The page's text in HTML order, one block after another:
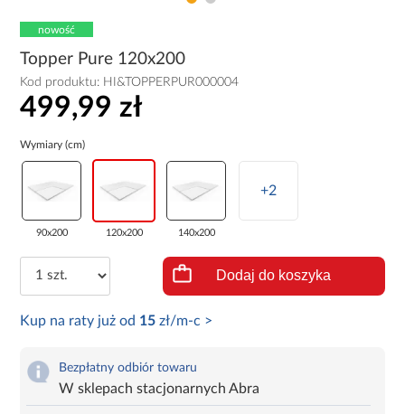
nowość
Topper Pure 120x200
Kod produktu: HI&TOPPERPUR000004
499,99 zł
Wymiary (cm)
90x200 120x200 140x200
+2
Dodaj do koszyka
Kup na raty już od 15 zł/m-c >
Bezpłatny odbiór towaru
W sklepach stacjonarnych Abra